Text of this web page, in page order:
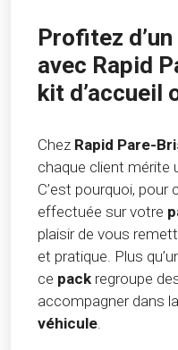
Profitez
avec Rapid
kit d’accueil
Chez Rapid Pare-
chaque client mérite
C’est pourquoi, pour
effectuée sur votre
plaisir de vous
et pratique. Plus
ce pack regroupe
accompagner dans la
véhicule.